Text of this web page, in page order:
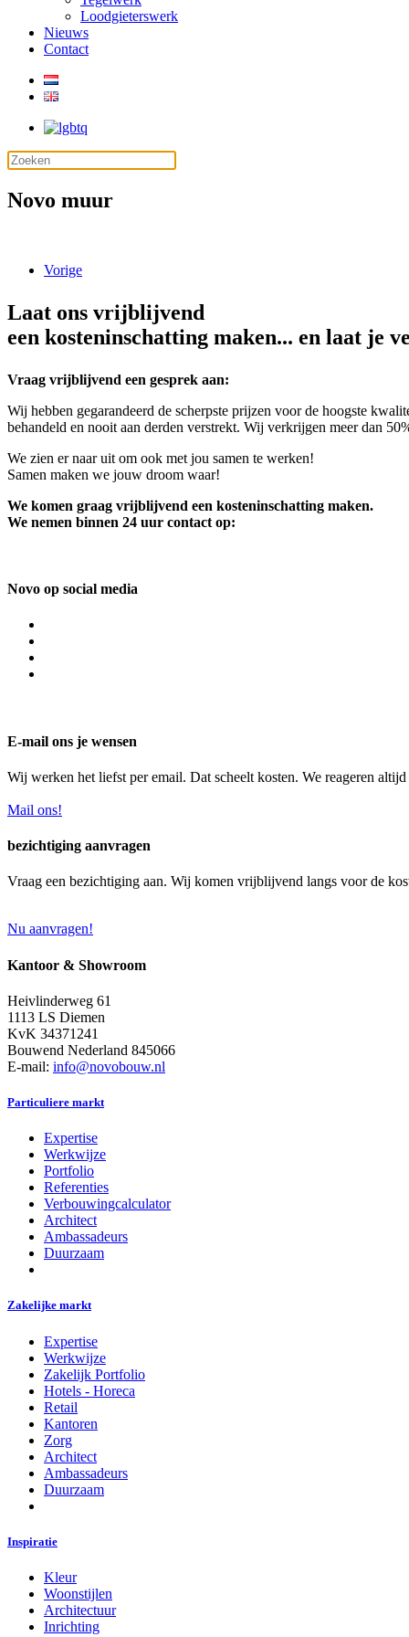
Loodgieterswerk
Nieuws
Contact
Novo muur
Vorige
Laat ons vrijblijvend
een kosteninschatting maken... en laat je
Vraag vrijblijvend een gesprek aan:
Wij hebben gegarandeerd de scherpste prijzen voor de hoogste
behandeld en nooit aan derden verstrekt. Wij verkrijgen meer dan
We zien er naar uit om ook met jou samen te werken!
Samen maken we jouw droom waar!
We komen graag vrijblijvend een kosteninschatting maken.
We nemen binnen 24 uur contact op:
Novo op social media
E-mail ons je wensen
Wij werken het liefst per email. Dat scheelt kosten. We reageren
Mail ons!
bezichtiging aanvragen
Vraag een bezichtiging aan. Wij komen vrijblijvend langs voor de
Nu aanvragen!
Kantoor & Showroom
Heivlinderweg 61
1113 LS Diemen
KvK 34371241
Bouwend Nederland 845066
E-mail: info@novobouw.nl
Particuliere markt
Expertise
Werkwijze
Portfolio
Referenties
Verbouwingcalculator
Architect
Ambassadeurs
Duurzaam
Zakelijke markt
Expertise
Werkwijze
Zakelijk Portfolio
Hotels - Horeca
Retail
Kantoren
Zorg
Architect
Ambassadeurs
Duurzaam
Inspiratie
Kleur
Woonstijlen
Architectuur
Inrichting